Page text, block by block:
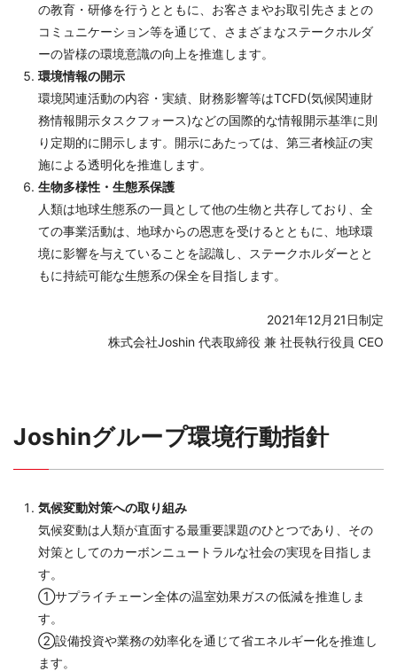
の教育・研修を行うとともに、お客さまやお取引先さまとの
コミュニケーション等を通じて、さまざまなステークホルダ
ーの皆様の環境意識の向上を推進します。
環境情報の開示
環境関連活動の内容・実績、財務影響等はTCFD(気候関連財
務情報開示タスクフォース)などの国際的な情報開示基準に則
り定期的に開示します。開示にあたっては、第三者検証の実
施による透明化を推進します。
生物多様性・生態系保護
人類は地球生態系の一員として他の生物と共存しており、全
ての事業活動は、地球からの恩恵を受けるとともに、地球環
境に影響を与えていることを認識し、ステークホルダーとと
もに持続可能な生態系の保全を目指します。
2021年12月21日制定
株式会社Joshin 代表取締役 兼 社長執行役員 CEO
Joshinグループ環境行動指針
気候変動対策への取り組み
気候変動は人類が直面する最重要課題のひとつであり、その
対策としてのカーボンニュートラルな社会の実現を目指しま
す。
①サプライチェーン全体の温室効果ガスの低減を推進しま
す。
②設備投資や業務の効率化を通じて省エネルギー化を推進し
ます。